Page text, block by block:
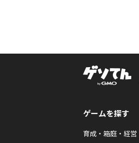
ゲームを探す
育成・箱庭・経営